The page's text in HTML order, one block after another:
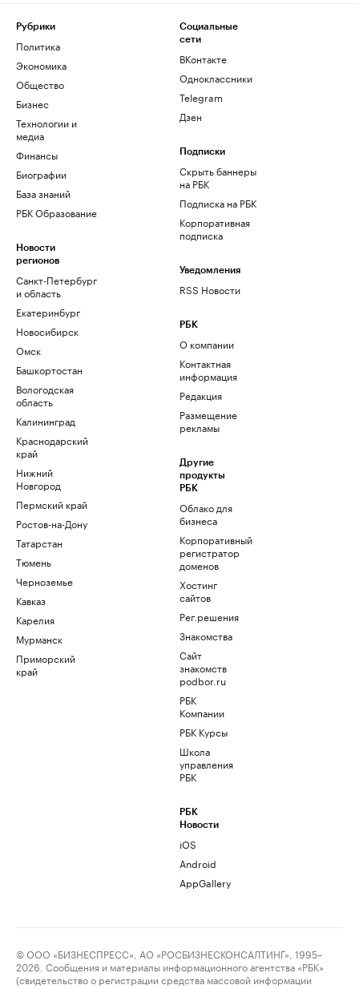
Рубрики
Политика
Экономика
Общество
Бизнес
Технологии и
медиа
Финансы
Биографии
База знаний
РБК Образование
Новости
регионов
Санкт-Петербург
и область
Екатеринбург
Новосибирск
Омск
Башкортостан
Вологодская
область
Калининград
Краснодарский
край
Нижний
Новгород
Пермский край
Ростов-на-Дону
Татарстан
Тюмень
Черноземье
Кавказ
Карелия
Мурманск
Приморский
край
Социальные
сети
ВКонтакте
Одноклассники
Telegram
Дзен
Подписки
Скрыть баннеры
на РБК
Подписка на РБК
Корпоративная
подписка
Уведомления
RSS Новости
РБК
О компании
Контактная
информация
Редакция
Размещение
рекламы
Другие
продукты
РБК
Облако для
бизнеса
Корпоративный
регистратор
доменов
Хостинг
сайтов
Рег.решения
Знакомства
Сайт
знакомств
podbor.ru
РБК
Компании
РБК Курсы
Школа
управления
РБК
РБК
Новости
iOS
Android
AppGallery
© ООО «БИЗНЕСПРЕСС», АО «РОСБИЗНЕСКОНСАЛТИНГ», 1995–
2026. Сообщения и материалы информационного агентства «РБК»
(свидетельство о регистрации средства массовой информации